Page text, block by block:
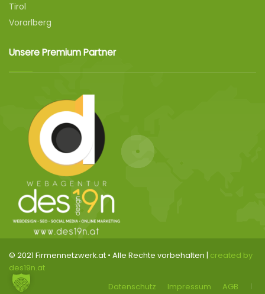
Tirol
Vorarlberg
Unsere Premium Partner
© 2021 Firmennetzwerk.at • Alle Rechte vorbehalten | created by
des19n.at
Datenschutz
Impressum AGB